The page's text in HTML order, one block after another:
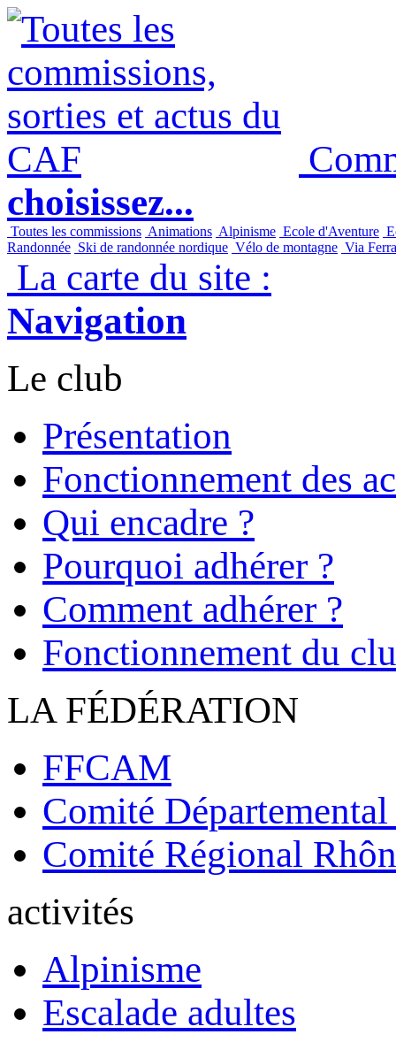
choisissez...
Toutes les commissions Animations Alpinisme Ecole d'Aventure
Randonnée Ski de randonnée nordique Vélo de montagne Via
La carte du site :
Navigation
Le club
Présentation
Fonctionnement des
Qui encadre ?
Pourquoi adhérer ?
Comment adhérer ?
Fonctionnement du
LA FÉDÉRATION
FFCAM
Comité
Comité Régional
activités
Alpinisme
Escalade adultes